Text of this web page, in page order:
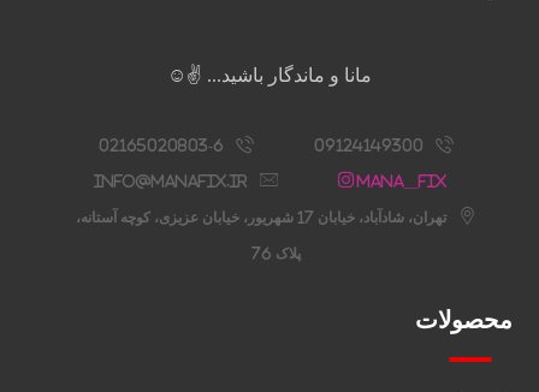
مانا و ماندگار باشید... ✌️☺️
09124149300
02165020803-6
Mana__fix
info@manafix.ir
تهران، شادآباد، خیابان 17 شهریور، خیابان عزیزی، کوچه آستانه،
پلاک 76
محصولات